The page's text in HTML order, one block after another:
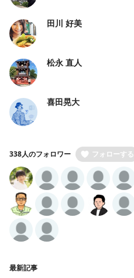
田川 好美
松永 直人
喜田晃大
338人のフォロワー フォローする
最新記事